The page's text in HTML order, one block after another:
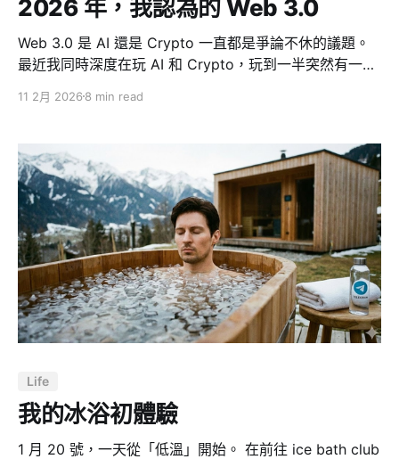
2026 年，我認為的 Web 3.0
Web 3.0 是 AI 還是 Crypto 一直都是爭論不休的議題。
最近我同時深度在玩 AI 和 Crypto，玩到一半突然有一個
把 Web 3.0 定義成去中心化，那 Crypto 去中心化了金融
中心化了專業 — 用智能取代了仲介、顧問、中間管理
層，一切只負責「傳遞和轉譯」的角色。 路徑不同，終點
一樣：把權力從中介手中交還給個人。 所以我的結論是：
Web 3.0 = AI + Crypto。不是「或」，是「加」。一個
去中介化生產和知識，一個去中介化金錢和所有權。合在
一起，
11 2月 2026 8 min read
Life
我的冰浴初體驗
1 月 20 號，一天從「低溫」開始。 在前往 ice bath club